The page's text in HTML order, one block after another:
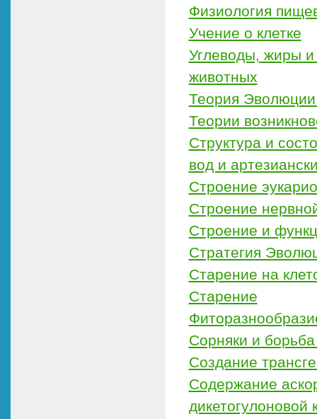
Физиология
Учение о клетке
Углеводы, жиры и
животных
Теория
Теории
Структура и
вод и
Строение
Строение
Строение и
Стратегия
Старение на
Старение
Сорняки и
Создание
Содержание
дикетогулоновой